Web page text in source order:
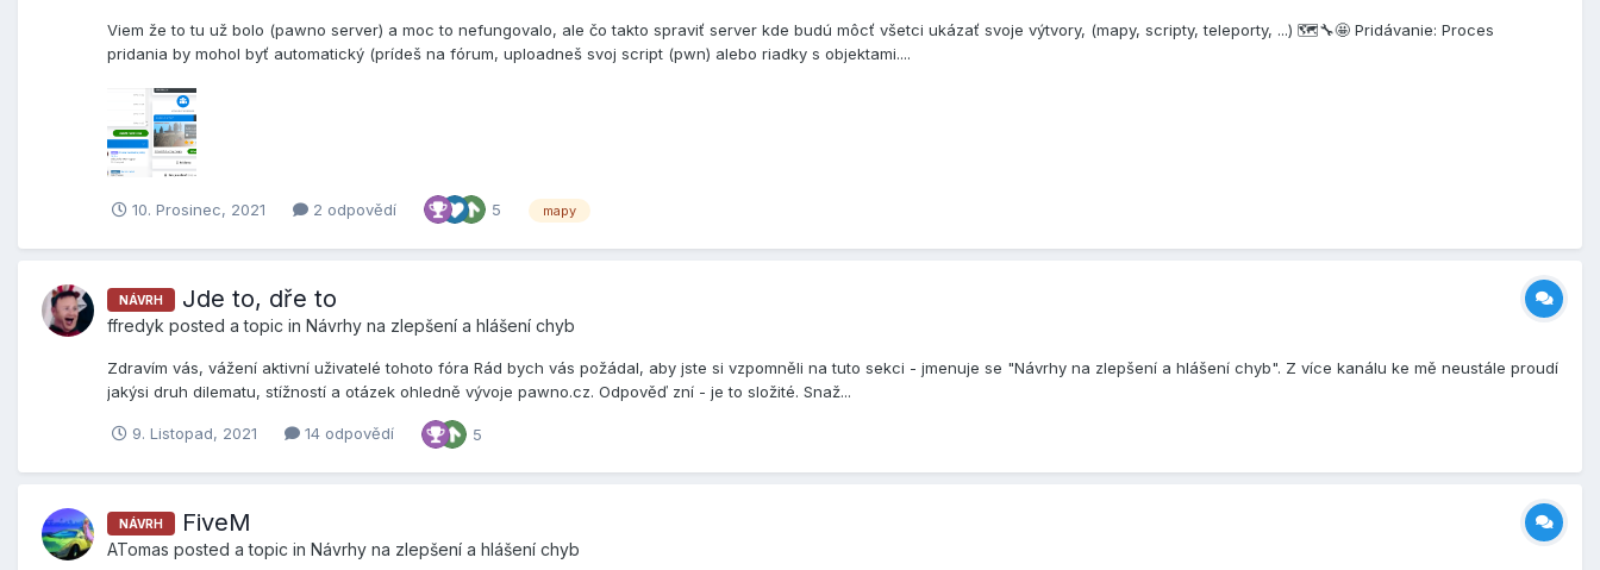
Viem že to tu už bolo (pawno server) a moc to nefungovalo, ale čo takto spraviť server kde budú môcť všetci ukázať svoje výtvory, (mapy, scripty, teleporty, ...) 🗺️🔧🤩 Pridávanie: Proces
pridania by mohol byť automatický (prídeš na fórum, uploadneš svoj script (pwn) alebo riadky s objektami....
10. Prosinec, 2021 2 odpovědí 5 mapy
NÁVRH Jde to, dře to
ffredyk posted a topic in Návrhy na zlepšení a hlášení chyb
Zdravím vás, vážení aktivní uživatelé tohoto fóra Rád bych vás požádal, aby jste si vzpomněli na tuto sekci - jmenuje se "Návrhy na zlepšení a hlášení chyb". Z více kanálu ke mě neustále proudí
jakýsi druh dilematu, stížností a otázek ohledně vývoje pawno.cz. Odpověď zní - je to složité. Snaž...
9. Listopad, 2021 14 odpovědí 5
NÁVRH FiveM
ATomas posted a topic in Návrhy na zlepšení a hlášení chyb